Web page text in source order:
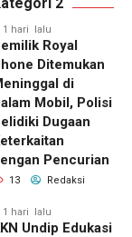
1 hari lalu
Royal
Ditemukan
di
Mobil, Polisi
Dugaan
Pencurian
13 Redaksi
1 hari lalu
Undip Edukasi